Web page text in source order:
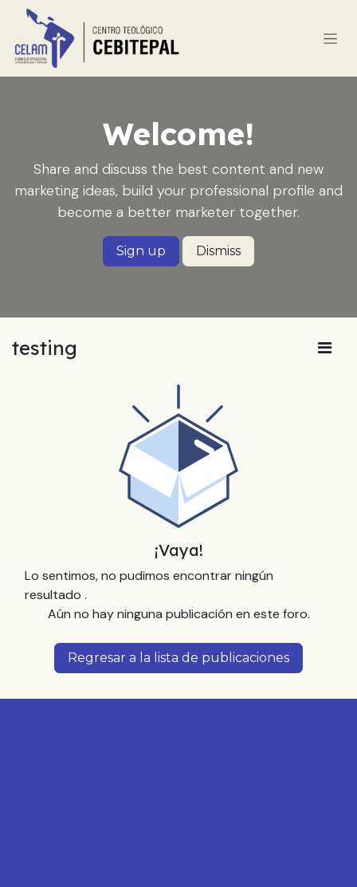
Ir al contenido
Welcome!
Share and discuss the best content and new
marketing ideas, build your professional profile and
become a better marketer together.
Sign up Dismiss
testing
¡Vaya!
Lo sentimos, no pudimos encontrar ningún
resultado .
Aún no hay ninguna publicación en este foro.
Regresar a la lista de publicaciones